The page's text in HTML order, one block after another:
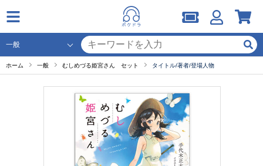
ホーム 一般 むしめづる姫宮さん セット タイトル/著者/登場人物